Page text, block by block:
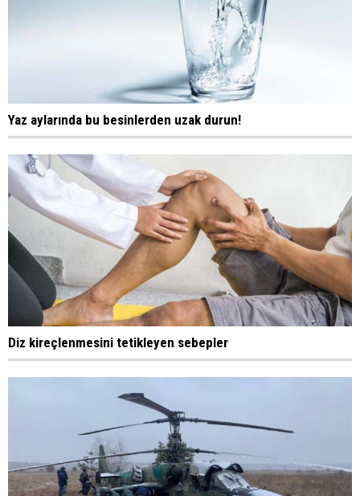
Yaz aylarında bu besinlerden uzak durun!
Diz kireçlenmesini tetikleyen sebepler